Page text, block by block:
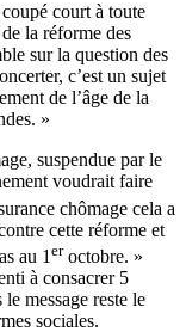
court à toute
la réforme des
sur la question des
c’est un sujet
de l’âge de la
»
suspendue par le
voudrait faire
chômage cela a
cette réforme et
au 1 eroctobre. »
à consacrer 5
message reste le
sociales.